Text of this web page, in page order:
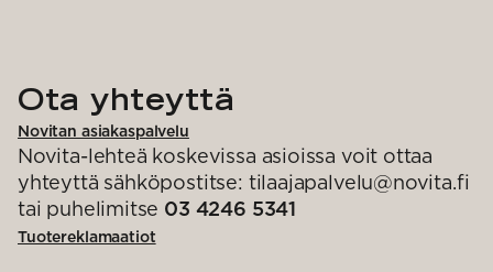
Ota yhteyttä
Novitan asiakaspalvelu
Novita-lehteä koskevissa asioissa voit ottaa
yhteyttä sähköpostitse: tilaajapalvelu@novita.fi
tai puhelimitse 03 4246 5341
Tuotereklamaatiot